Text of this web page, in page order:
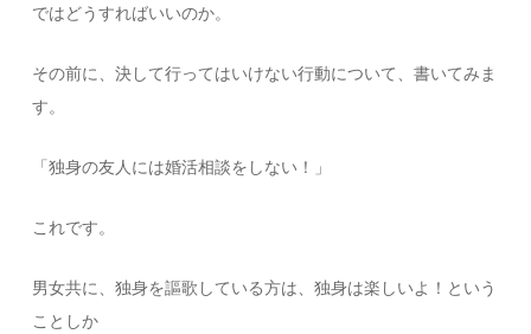
ではどうすればいいのか。
その前に、決して行ってはいけない行動について、書いてみま
す。
「独身の友人には婚活相談をしない！」
これです。
男女共に、独身を謳歌している方は、独身は楽しいよ！という
ことしか